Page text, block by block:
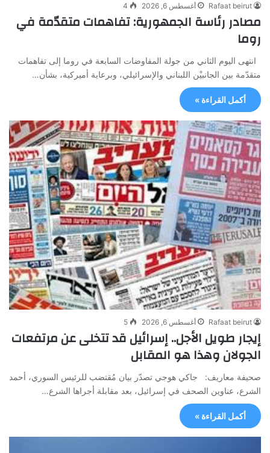
Rafaat beirut أغسطس 6, 2026 4
مصادر رئاسة الجمهورية: تفاهمات متقدّمة في
روما
انتهى اليوم الثاني من جولة المفاوضات السابعة في روما إلى تفاهمات
متقدّمة بين الجانبيْن اللبناني والإسرائيلي، وبرعاية أميركية، بشأن…
أكمل القراءة »
Rafaat beirut أغسطس 6, 2026 5
إيجار طويل الأجل.. إسرائيل قد تتخلى عن مرتفعات
الجولان وهذا هو المقابل
صحيفة معاريف: جاكي هوجي تصدّر بيان مُقتضب للرئيس السوري، أحمد
الشرع، عناوين الصحف في إسرائيل، بعد مقابلة أجراها الشرع…
أكمل القراءة »